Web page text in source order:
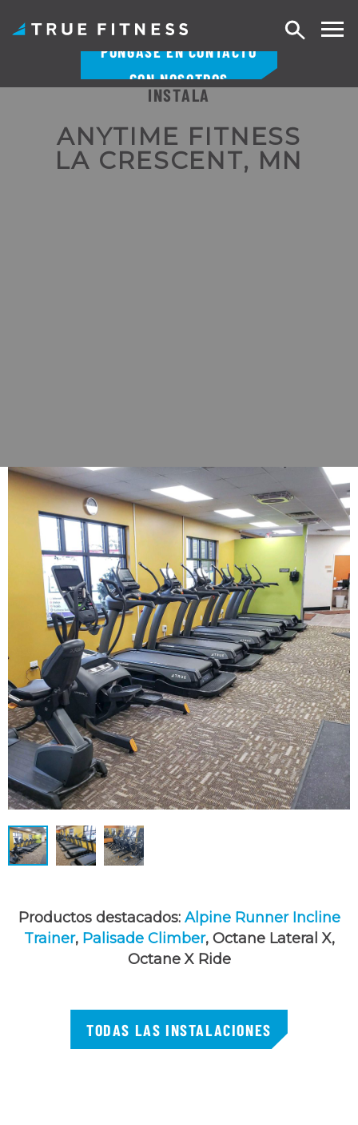
contenido
PÓNGASE EN CONTACTO
CON NOSOTROS
Buscar
INSTALA
ANYTIME FITNESS
LA CRESCENT, MN
Productos destacados: Alpine Runner Incline
Trainer, Palisade Climber, Octane Lateral X,
Octane X Ride
TODAS LAS INSTALACIONES